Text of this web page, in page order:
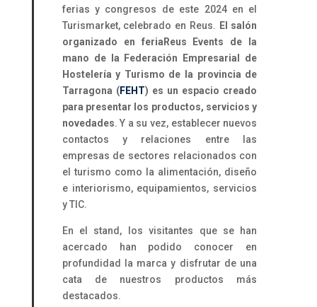
ferias y congresos de este 2024 en el
Turismarket, celebrado en Reus. El salón
organizado en feriaReus Events de la
mano de la Federación Empresarial de
Hostelería y Turismo de la provincia de
Tarragona (FEHT) es un espacio creado
para presentar los productos, servicios y
novedades. Y a su vez, establecer nuevos
contactos y relaciones entre las
empresas de sectores relacionados con
el turismo como la alimentación, diseño
e interiorismo, equipamientos, servicios
y TIC.
En el stand, los visitantes que se han
acercado han podido conocer en
profundidad la marca y disfrutar de una
cata de nuestros productos más
destacados.